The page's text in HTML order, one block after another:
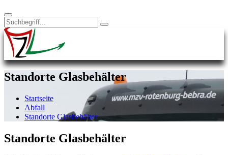
Standorte Glasbehälter
Startseite
Abfall
Standorte Glasbehälter
Standorte Glasbehälter